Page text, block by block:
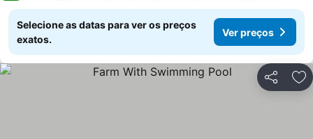
Selecione as datas para ver os preços
exatos.
Ver preços
Partilhar